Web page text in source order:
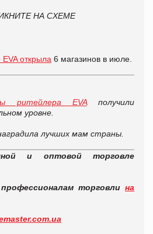
НА СХЕМЕ
открыла 6 магазинов в июле.
ритейлера EVAполучили
уровне.
лучших мам страны.
и оптовой торговле
торговли на